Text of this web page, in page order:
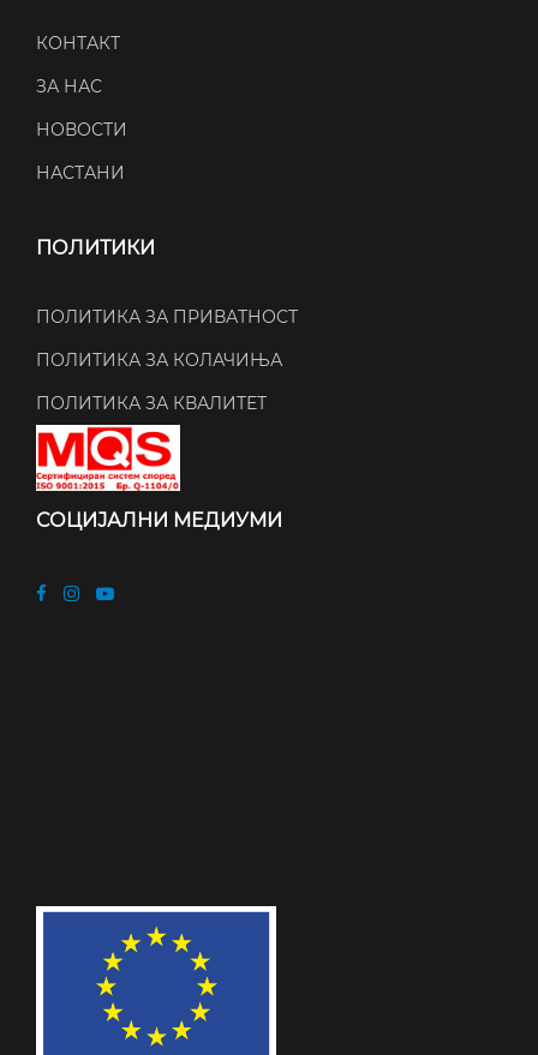
КОНТАКТ
ЗА НАС
НОВОСТИ
НАСТАНИ
ПОЛИТИКИ
ПОЛИТИКА ЗА ПРИВАТНОСТ
ПОЛИТИКА ЗА КОЛАЧИЊА
ПОЛИТИКА ЗА КВАЛИТЕТ
СОЦИЈАЛНИ МЕДИУМИ